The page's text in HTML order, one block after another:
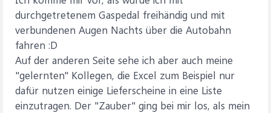
durchgetretenem Gaspedal freihändig und mit
verbundenen Augen Nachts über die Autobahn
fahren :D
Auf der anderen Seite sehe ich aber auch meine
"gelernten" Kollegen, die Excel zum Beispiel nur
dafür nutzen einige Lieferscheine in eine Liste
einzutragen. Der "Zauber" ging bei mir los, als mein